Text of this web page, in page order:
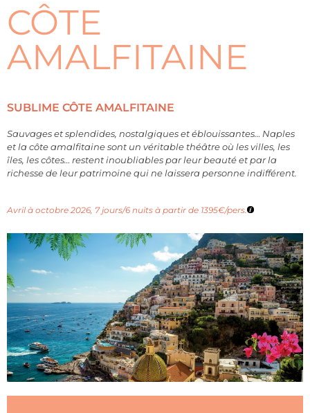
CÔTE
AMALFITAINE
SUBLIME CÔTE AMALFITAINE
Sauvages et splendides, nostalgiques et éblouissantes… Naples
et la côte amalfitaine sont un véritable théâtre où les villes, les
îles, les côtes… restent inoubliables par leur beauté et par la
richesse de leur patrimoine qui ne laissera personne indifférent.
Avril à octobre 2026, 7 jours/6 nuits à partir de 1395€/pers.